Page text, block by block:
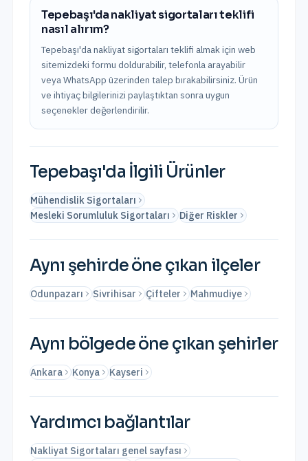
Tepebaşı'da nakliyat sigortaları teklifi
nasıl alırım?
Tepebaşı'da nakliyat sigortaları teklifi almak için web
sitemizdeki formu doldurabilir, telefonla arayabilir
veya WhatsApp üzerinden talep bırakabilirsiniz. Ürün
ve ihtiyaç bilgilerinizi paylaştıktan sonra uygun
seçenekler değerlendirilir.
Tepebaşı'da İlgili Ürünler
Mühendislik Sigortaları
Mesleki Sorumluluk Sigortaları
Diğer Riskler
Aynı şehirde öne çıkan ilçeler
Odunpazarı Sivrihisar Çifteler Mahmudiye
Aynı bölgede öne çıkan şehirler
Ankara Konya Kayseri
Yardımcı bağlantılar
Nakliyat Sigortaları genel sayfası